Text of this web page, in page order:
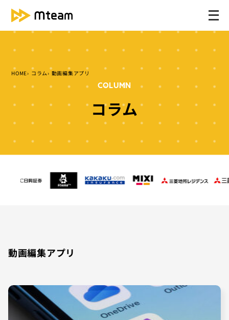
メ
HOME コラム 動画編集アプリ
COLUMN
コラム
動画編集アプリ